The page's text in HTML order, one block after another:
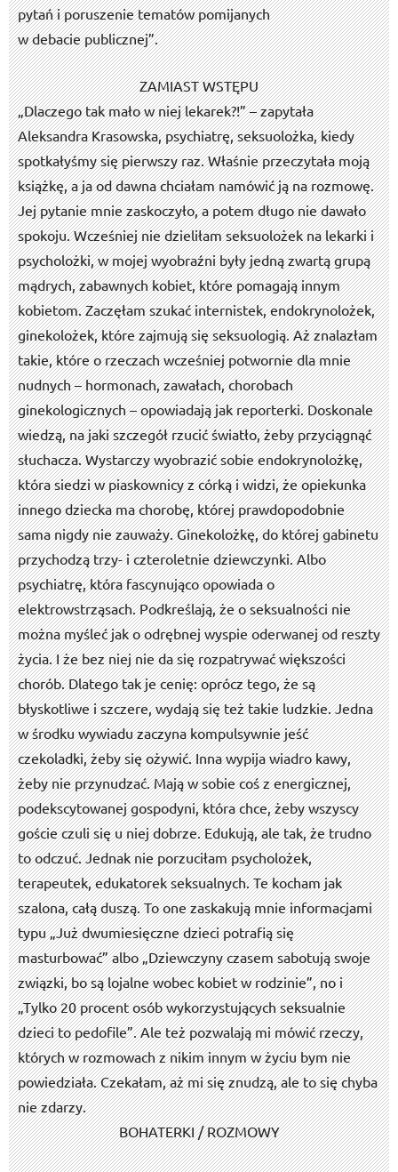
pytań i poruszenie tematów pomijanych
w debacie publicznej”.
ZAMIAST WSTĘPU
„Dlaczego tak mało w niej lekarek?!” – zapytała
Aleksandra Krasowska, psychiatrę, seksuolożka, kiedy
spotkałyśmy się pierwszy raz. Właśnie przeczytała moją
książkę, a ja od dawna chciałam namówić ją na rozmowę.
Jej pytanie mnie zaskoczyło, a potem długo nie dawało
spokoju. Wcześniej nie dzieliłam seksuolożek na lekarki i
psycholożki, w mojej wyobraźni były jedną zwartą grupą
mądrych, zabawnych kobiet, które pomagają innym
kobietom. Zaczęłam szukać internistek, endokrynolożek,
ginekolożek, które zajmują się seksuologią. Aż znalazłam
takie, które o rzeczach wcześniej potwornie dla mnie
nudnych – hormonach, zawałach, chorobach
ginekologicznych – opowiadają jak reporterki. Doskonale
wiedzą, na jaki szczegół rzucić światło, żeby przyciągnąć
słuchacza. Wystarczy wyobrazić sobie endokrynolożkę,
która siedzi w piaskownicy z córką i widzi, że opiekunka
innego dziecka ma chorobę, której prawdopodobnie
sama nigdy nie zauważy. Ginekolożkę, do której gabinetu
przychodzą trzy- i czteroletnie dziewczynki. Albo
psychiatrę, która fascynująco opowiada o
elektrowstrząsach. Podkreślają, że o seksualności nie
można myśleć jak o odrębnej wyspie oderwanej od reszty
życia. I że bez niej nie da się rozpatrywać większości
chorób. Dlatego tak je cenię: oprócz tego, że są
błyskotliwe i szczere, wydają się też takie ludzkie. Jedna
w środku wywiadu zaczyna kompulsywnie jeść
czekoladki, żeby się ożywić. Inna wypija wiadro kawy,
żeby nie przynudzać. Mają w sobie coś z energicznej,
podekscytowanej gospodyni, która chce, żeby wszyscy
goście czuli się u niej dobrze. Edukują, ale tak, że trudno
to odczuć. Jednak nie porzuciłam psycholożek,
terapeutek, edukatorek seksualnych. Te kocham jak
szalona, całą duszą. To one zaskakują mnie informacjami
typu „Już dwumiesięczne dzieci potrafią się
masturbować” albo „Dziewczyny czasem sabotują swoje
związki, bo są lojalne wobec kobiet w rodzinie”, no i
„Tylko 20 procent osób wykorzystujących seksualnie
dzieci to pedofile”. Ale też pozwalają mi mówić rzeczy,
których w rozmowach z nikim innym w życiu bym nie
powiedziała. Czekałam, aż mi się znudzą, ale to się chyba
nie zdarzy.
BOHATERKI / ROZMOWY